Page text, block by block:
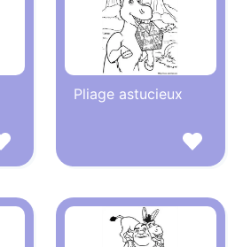
Pliage astucieux